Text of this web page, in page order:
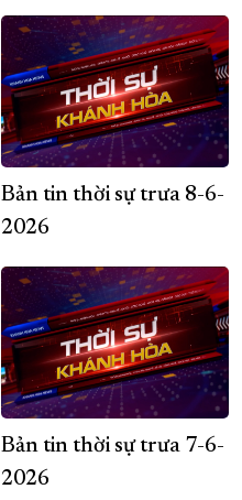
Bản tin thời sự trưa 8-6-
2026
Bản tin thời sự trưa 7-6-
2026